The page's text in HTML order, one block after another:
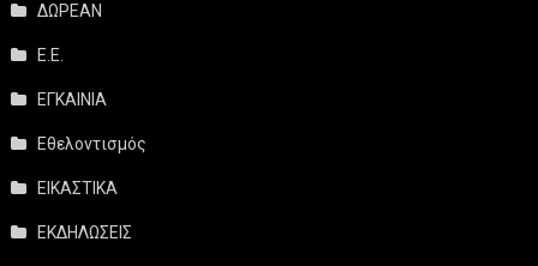
ΔΩΡΕΑΝ
Ε.Ε.
ΕΓΚΑΙΝΙΑ
Εθελοντισμός
ΕΙΚΑΣΤΙΚΑ
ΕΚΔΗΛΩΣΕΙΣ